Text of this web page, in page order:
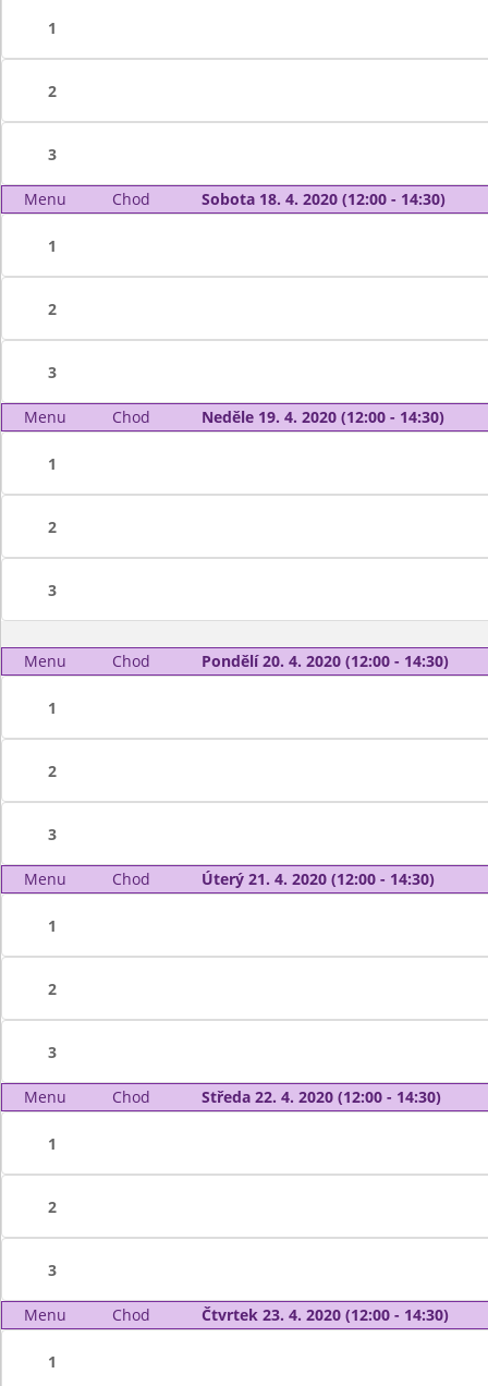
1
2
3
Menu Chod Sobota 18. 4. 2020 (12:00 - 14:30)
1
2
3
Menu Chod Neděle 19. 4. 2020 (12:00 - 14:30)
1
2
3
Menu Chod Pondělí 20. 4. 2020 (12:00 - 14:30)
1
2
3
Menu Chod Úterý 21. 4. 2020 (12:00 - 14:30)
1
2
3
Menu Chod Středa 22. 4. 2020 (12:00 - 14:30)
1
2
3
Menu Chod Čtvrtek 23. 4. 2020 (12:00 - 14:30)
1